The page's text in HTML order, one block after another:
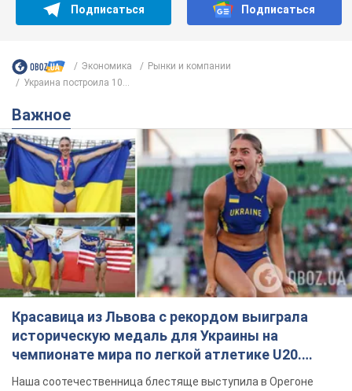
Подписаться Подписаться
Экономика
Рынки и компании
Украина построила 10...
Важное
Красавица из Львова с рекордом выиграла
историческую медаль для Украины на
чемпионате мира по легкой атлетике U20.
Видео
Наша соотечественница блестяще выступила в Орегоне